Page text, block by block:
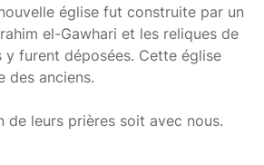
église fut construite par un
el-Gawhari et les reliques de
furent déposées. Cette église
des anciens.
de leurs prières soit avec nous.